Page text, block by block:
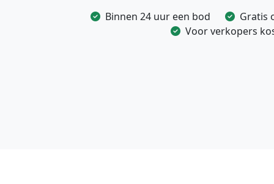
Binnen 24 uur een bod
Gratis
Voor verkopers